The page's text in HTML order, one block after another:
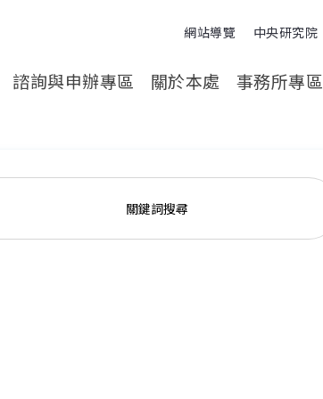
網站導覽 中央研究院
諮詢與申辦專區 關於本處 事務所專區
關鍵詞搜尋